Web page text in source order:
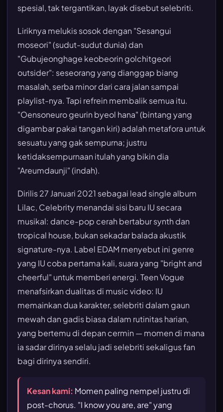
spesial, tak tergantikan, layak disebut selebriti.
Liriknya melukis sosok dengan "Sesangui
moseori" (sudut-sudut dunia) dan
"Gubujeonghage keobeorin golchitgeori
outsider": seseorang yang dianggap biang
masalah, serba minor dari cara jalan sampai
playlist-nya. Tapi refrein membalik semua itu.
"Oensoneuro geurin byeol hana" (bintang yang
digambar pakai tangan kiri) adalah metafora untuk
sesuatu yang gak sempurna; justru
ketidaksempurnaan itulah yang bikin dia
"Areumdaunji" (indah).
Dirilis 27 Januari 2021 sebagai lead single album
Lilac, Celebrity menandai sisi baru IU secara
musikal: dance-pop cerah bertabur synth dan
tropical house, bukan sekadar balada akustik
signature-nya. Label EDAM menyebut ini genre
yang IU coba pertama kali, suara yang "bright and
cheerful" untuk memberi energi. Teen Vogue
menafsirkan dualitas di music video: IU
memainkan dua karakter, selebriti dalam gaun
mewah dan gadis biasa dalam rutinitas harian,
yang bertemu di depan cermin — momen di mana
ia sadar dirinya selalu jadi selebriti sekaligus fan
bagi dirinya sendiri.
Kesan kami: Momen paling nempel justru di
post-chorus. "I know you are, are" yang